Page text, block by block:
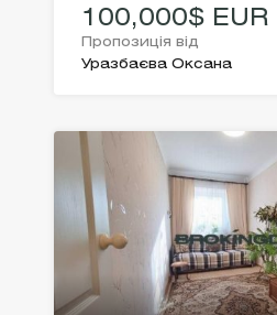
100,000$ EUR
Пропозиція від
Уразбаєва Оксана